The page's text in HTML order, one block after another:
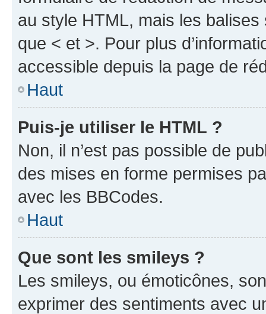
au style HTML, mais les
que < et >. Pour plus
accessible depuis la page de
Haut
Puis-je utiliser le HTML ?
Non, il n’est pas possible de
des mises en forme permises
avec les BBCodes.
Haut
Que sont les smileys ?
Les smileys, ou émoticônes,
exprimer des sentiments avec